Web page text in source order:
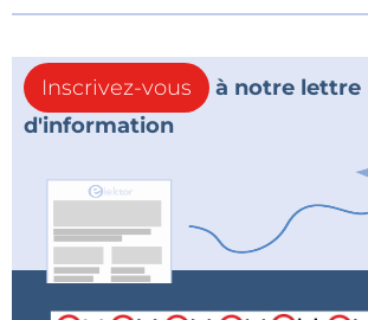
Inscrivez-vous
à notre lettre
d'information